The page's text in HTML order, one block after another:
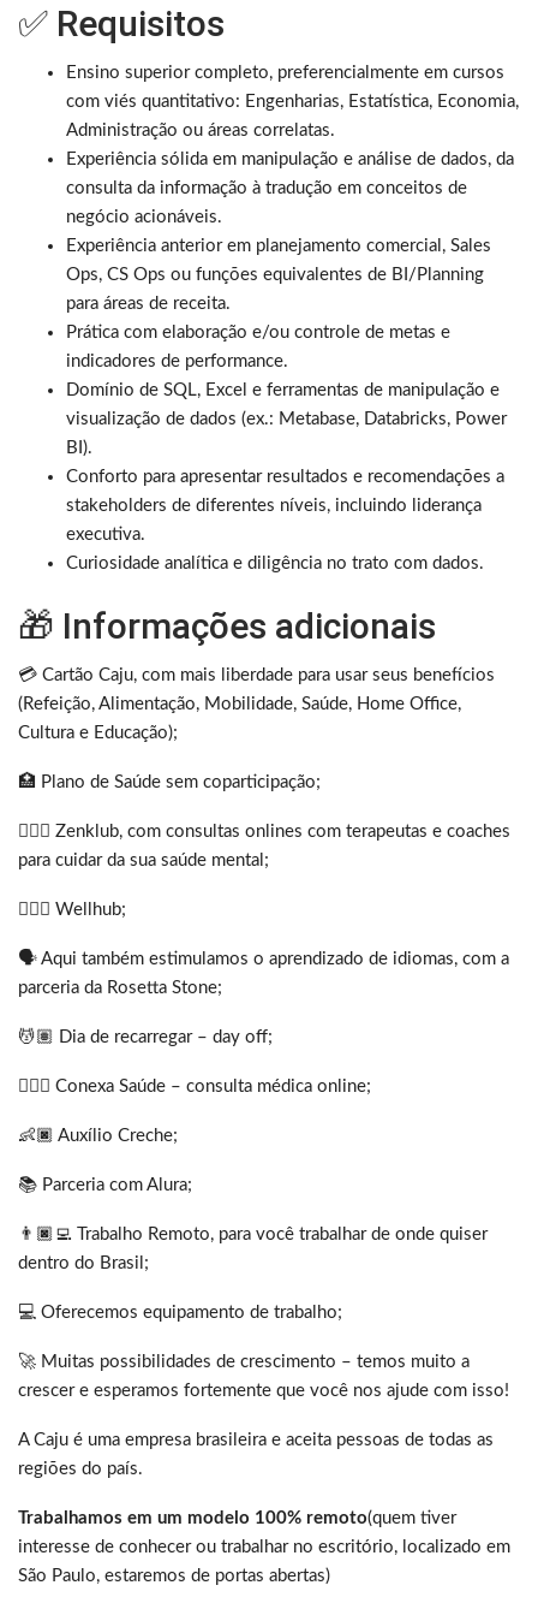
✅ Requisitos
Ensino superior completo, preferencialmente em cursos
com viés quantitativo: Engenharias, Estatística, Economia,
Administração ou áreas correlatas.
Experiência sólida em manipulação e análise de dados, da
consulta da informação à tradução em conceitos de
negócio acionáveis.
Experiência anterior em planejamento comercial, Sales
Ops, CS Ops ou funções equivalentes de BI/Planning
para áreas de receita.
Prática com elaboração e/ou controle de metas e
indicadores de performance.
Domínio de SQL, Excel e ferramentas de manipulação e
visualização de dados (ex.: Metabase, Databricks, Power
BI).
Conforto para apresentar resultados e recomendações a
stakeholders de diferentes níveis, incluindo liderança
executiva.
Curiosidade analítica e diligência no trato com dados.
🎁 Informações adicionais
💳 Cartão Caju, com mais liberdade para usar seus benefícios
(Refeição, Alimentação, Mobilidade, Saúde, Home Office,
Cultura e Educação);
🏥 Plano de Saúde sem coparticipação;
🧘🏿‍♀️ Zenklub, com consultas onlines com terapeutas e coaches
para cuidar da sua saúde mental;
🏋🏿‍♀️ Wellhub;
🗣️ Aqui também estimulamos o aprendizado de idiomas, com a
parceria da Rosetta Stone;
💆🏽 Dia de recarregar – day off;
🧑🏿‍⚕️ Conexa Saúde – consulta médica online;
👶🏿 Auxílio Creche;
📚 Parceria com Alura;
👨🏿‍💻 Trabalho Remoto, para você trabalhar de onde quiser
dentro do Brasil;
💻 Oferecemos equipamento de trabalho;
🚀 Muitas possibilidades de crescimento – temos muito a
crescer e esperamos fortemente que você nos ajude com isso!
A Caju é uma empresa brasileira e aceita pessoas de todas as
regiões do país.
Trabalhamos em um modelo 100% remoto(quem tiver
interesse de conhecer ou trabalhar no escritório, localizado em
São Paulo, estaremos de portas abertas)